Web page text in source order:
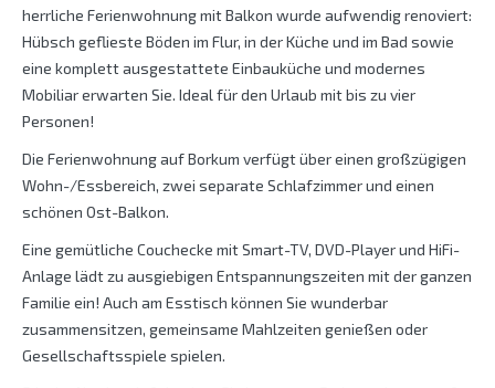
herrliche Ferienwohnung mit Balkon wurde aufwendig renoviert:
Hübsch geflieste Böden im Flur, in der Küche und im Bad sowie
eine komplett ausgestattete Einbauküche und modernes
Mobiliar erwarten Sie. Ideal für den Urlaub mit bis zu vier
Personen!
Die Ferienwohnung auf Borkum verfügt über einen großzügigen
Wohn-/Essbereich, zwei separate Schlafzimmer und einen
schönen Ost-Balkon.
Eine gemütliche Couchecke mit Smart-TV, DVD-Player und HiFi-
Anlage lädt zu ausgiebigen Entspannungszeiten mit der ganzen
Familie ein! Auch am Esstisch können Sie wunderbar
zusammensitzen, gemeinsame Mahlzeiten genießen oder
Gesellschaftsspiele spielen.